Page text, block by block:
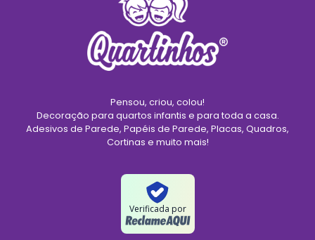
Pensou, criou, colou!
Decoração para quartos infantis e para toda a casa.
Adesivos de Parede, Papéis de Parede, Placas, Quadros,
Cortinas e muito mais!
Verificada por